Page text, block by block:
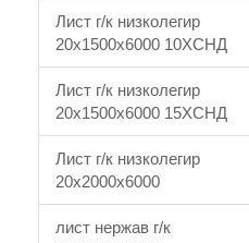
Лист г/к низколегир
20x1500x6000 10ХСНД
Лист г/к низколегир
20x1500x6000 15ХСНД
Лист г/к низколегир
20x2000x6000
лист нержав г/к